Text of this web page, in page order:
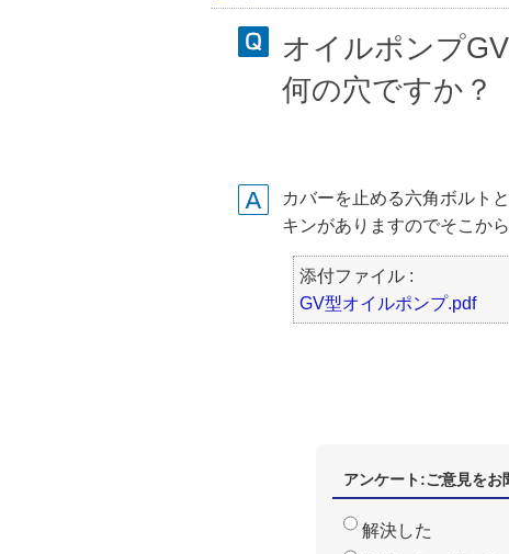
オイルポンプ
何の穴ですか？
カバーを止める六角ボルト
キンがありますのでそこか
添付ファイル :
GV型オイルポンプ.pdf
アンケート:ご意見をお
解決した